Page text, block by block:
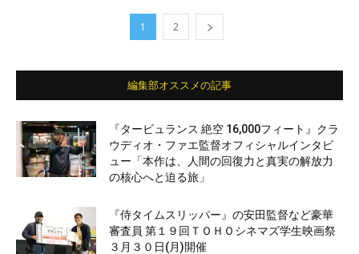
1 2
編集部オススメの記事
『タービュランス 絶空 16,000フィート』クラ
ウディオ・ファエ監督オフィシャルインタビ
ュー「本作は、人間の回復力と真実の解放力
の核心へと迫る旅」
『侍タイムスリッパー』の安田監督など豪華
審査員 第１９回ＴＯＨＯシネマズ学生映画祭
３月３０日(月)開催